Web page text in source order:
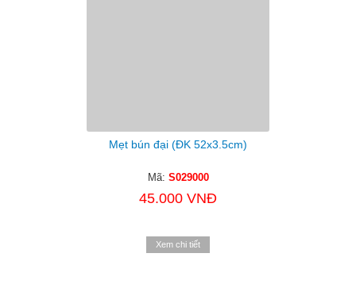
Mẹt bún đại (ĐK 52x3.5cm)
Mã: S029000
45.000 VNĐ
Xem chi tiết